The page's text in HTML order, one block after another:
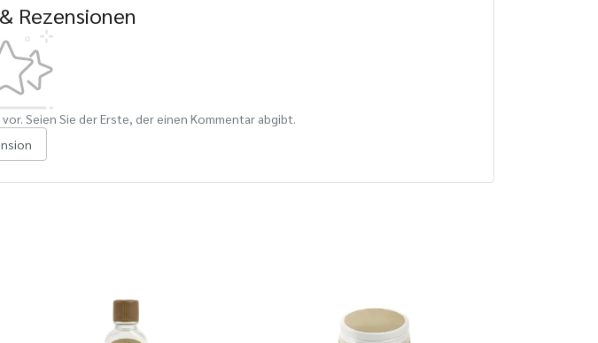
Rezensionen
Seien Sie der Erste, der einen Kommentar abgibt.